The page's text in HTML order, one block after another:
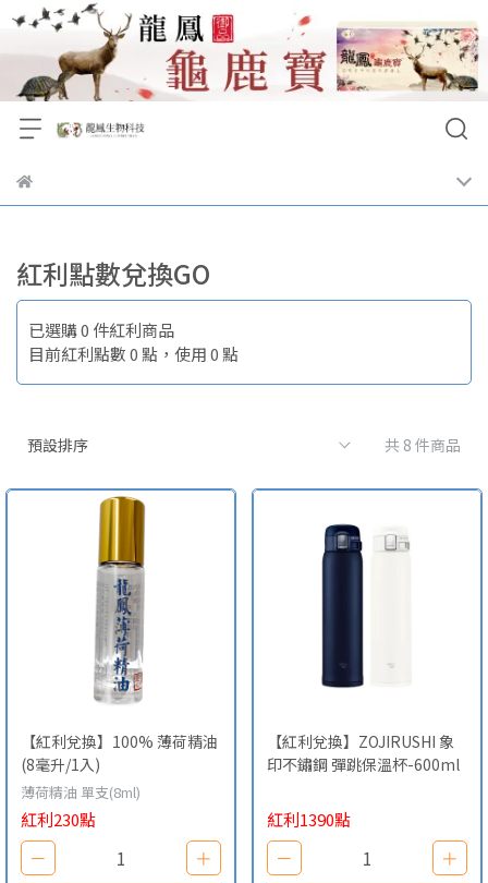
紅利點數兌換GO
已選購 0 件紅利商品
目前紅利點數0點，使用0點
共 8 件商品
【紅利兌換】100% 薄荷精油
(8毫升/1入)
薄荷精油 單支(8ml)
紅利230點
－ 1 ＋
【紅利兌換】ZOJIRUSHI 象
印不鏽鋼 彈跳保溫杯-600ml
紅利1390點
－ 1 ＋